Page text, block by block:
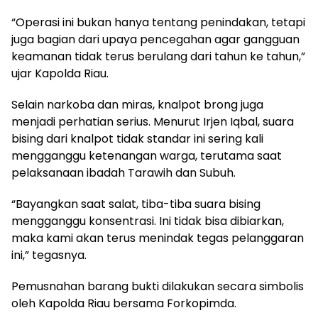
“Operasi ini bukan hanya tentang penindakan, tetapi
juga bagian dari upaya pencegahan agar gangguan
keamanan tidak terus berulang dari tahun ke tahun,”
ujar Kapolda Riau.
Selain narkoba dan miras, knalpot brong juga
menjadi perhatian serius. Menurut Irjen Iqbal, suara
bising dari knalpot tidak standar ini sering kali
mengganggu ketenangan warga, terutama saat
pelaksanaan ibadah Tarawih dan Subuh.
“Bayangkan saat salat, tiba-tiba suara bising
mengganggu konsentrasi. Ini tidak bisa dibiarkan,
maka kami akan terus menindak tegas pelanggaran
ini,” tegasnya.
Pemusnahan barang bukti dilakukan secara simbolis
oleh Kapolda Riau bersama Forkopimda.